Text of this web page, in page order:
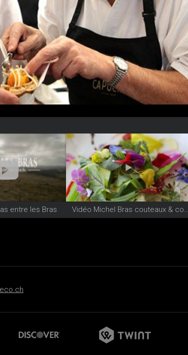
entre les Bras Vidéo Michel Bras couteaux & couverts